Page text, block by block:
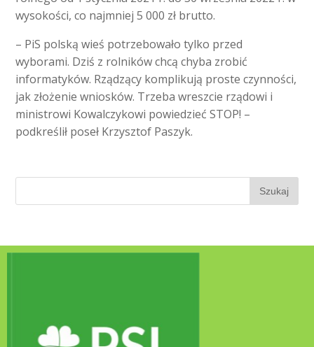
wysokości, co najmniej 5 000 zł brutto.
– PiS polską wieś potrzebowało tylko przed
wyborami. Dziś z rolników chcą chyba zrobić
informatyków. Rządzący komplikują proste czynności,
jak złożenie wniosków. Trzeba wreszcie rządowi i
ministrowi Kowalczykowi powiedzieć STOP! –
podkreślił poseł Krzysztof Paszyk.